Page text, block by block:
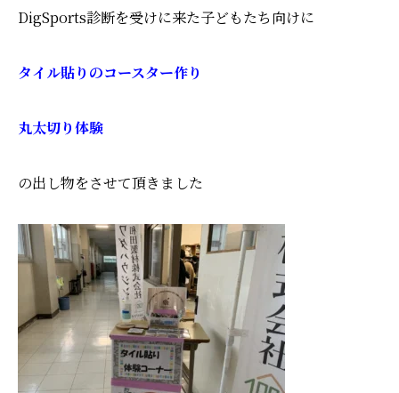
DigSports診断を受けに来た子どもたち向けに
タイル貼りのコースター作り
丸太切り体験
の出し物をさせて頂きました